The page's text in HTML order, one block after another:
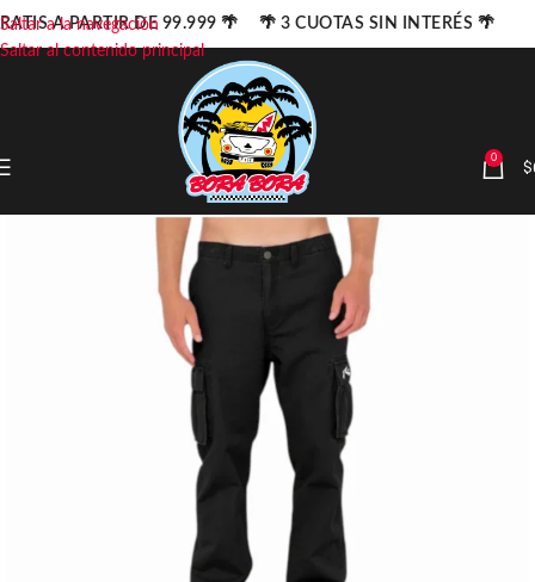
Saltar a la navegación
Saltar al contenido principal
0 $
A PARTIR DE 99.999 🌴 🌴 3 CUOTAS SIN INTERÉS 🌴